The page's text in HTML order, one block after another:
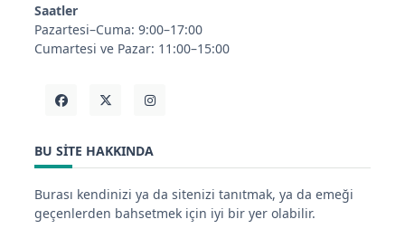
Saatler
Pazartesi–Cuma: 9:00–17:00
Cumartesi ve Pazar: 11:00–15:00
BU SITE HAKKINDA
Burası kendinizi ya da sitenizi tanıtmak, ya da emeği
geçenlerden bahsetmek için iyi bir yer olabilir.